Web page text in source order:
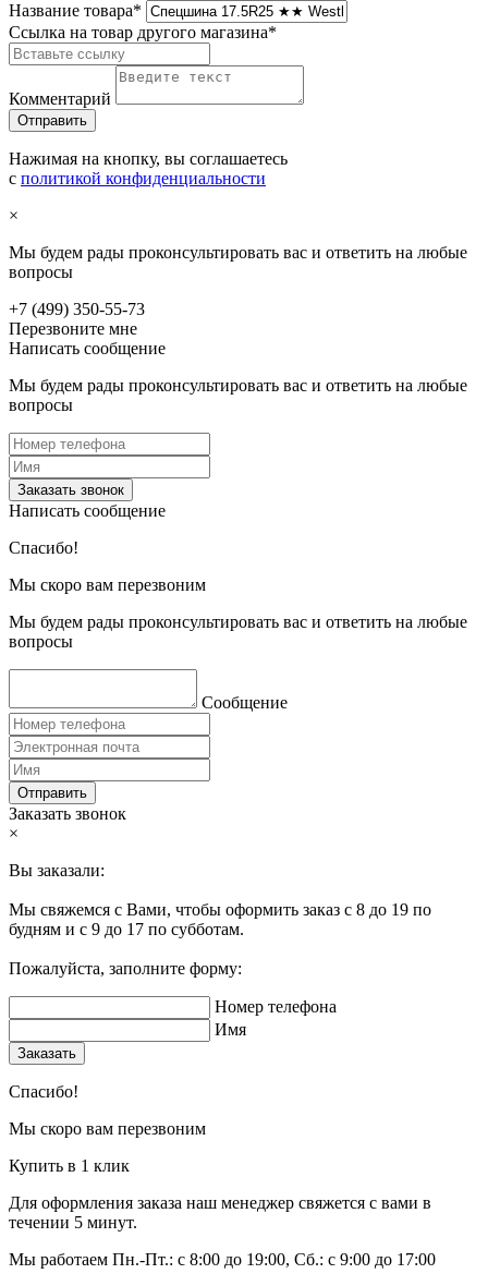
Название товара*
Ссылка на товар другого магазина*
Комментарий
Нажимая на кнопку, вы соглашаетесь
с политикой конфиденциальности
×
Мы будем рады проконсультировать вас и ответить на любые
вопросы
+7 (499) 350-55-73
Перезвоните мне
Написать сообщение
Мы будем рады проконсультировать вас и ответить на любые
вопросы
Заказать звонок
Написать сообщение
Спасибо!
Мы скоро вам перезвоним
Мы будем рады проконсультировать вас и ответить на любые
вопросы
Сообщение
Отправить
Заказать звонок
×
Вы заказали:
Мы свяжемся с Вами, чтобы оформить заказ с 8 до 19 по
будням и с 9 до 17 по субботам.
Пожалуйста, заполните форму:
Номер телефона
Имя
Заказать
Спасибо!
Мы скоро вам перезвоним
Купить в 1 клик
Для оформления заказа наш менеджер свяжется с вами в
течении 5 минут.
Мы работаем Пн.-Пт.: с 8:00 до 19:00, Сб.: с 9:00 до 17:00